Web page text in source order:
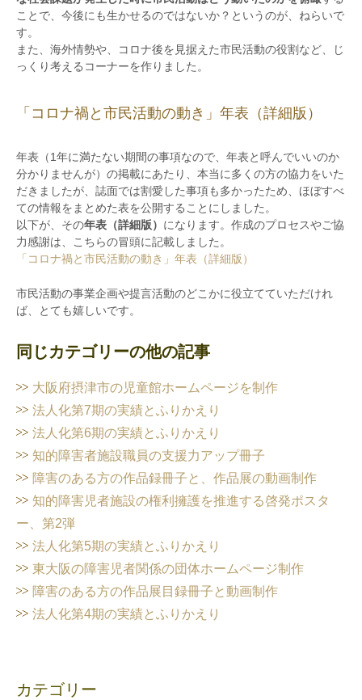
ことで、今後にも生かせるのではないか？というのが、ねらいで
す。
また、海外情勢や、コロナ後を見据えた市民活動の役割など、じ
っくり考えるコーナーを作りました。
「コロナ禍と市民活動の動き」年表（詳細版）
年表（1年に満たない期間の事項なので、年表と呼んでいいのか
分かりませんが）の掲載にあたり、本当に多くの方の協力をいた
だきましたが、誌面では割愛した事項も多かったため、ほぼすべ
ての情報をまとめた表を公開することにしました。
以下が、その年表（詳細版） になります。作成のプロセスやご協
力感謝は、こちらの冒頭に記載しました。
「コロナ禍と市民活動の動き」年表（詳細版）
市民活動の事業企画や提言活動のどこかに役立てていただけれ
ば、とても嬉しいです。
同じカテゴリーの他の記事
大阪府摂津市の児童館ホームページを制作
法人化第7期の実績とふりかえり
法人化第6期の実績とふりかえり
知的障害者施設職員の支援力アップ冊子
障害のある方の作品録冊子と、作品展の動画制作
知的障害児者施設の権利擁護を推進する啓発ポスタ
ー、第2弾
法人化第5期の実績とふりかえり
東大阪の障害児者関係の団体ホームページ制作
障害のある方の作品展目録冊子と動画制作
法人化第4期の実績とふりかえり
カテゴリー